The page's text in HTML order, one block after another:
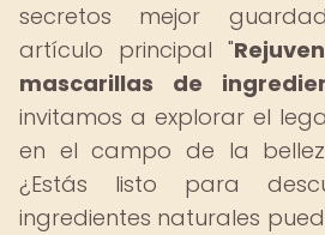
secretos mejor
artículo principal "
mascarillas de
invitamos a explorar el
en el campo de la
¿Estás listo para
ingredientes naturales